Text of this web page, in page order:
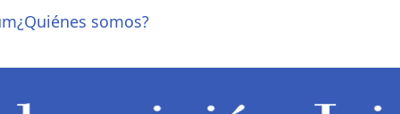
¿Quiénes somos?